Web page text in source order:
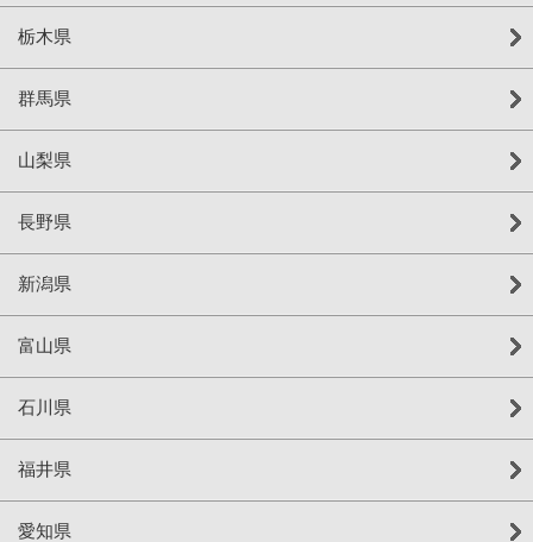
栃木県
群馬県
山梨県
長野県
新潟県
富山県
石川県
福井県
愛知県